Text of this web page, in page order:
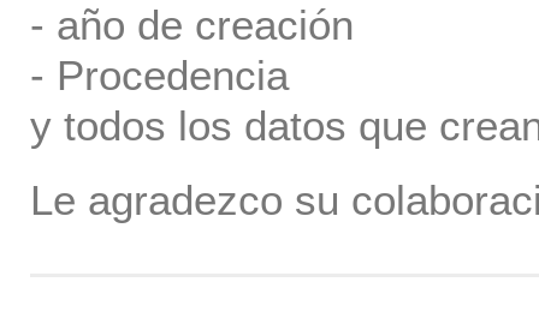
- año de creación
- Procedencia
y todos los datos que
Le agradezco su